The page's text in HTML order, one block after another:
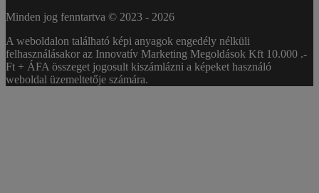
Minden jog fenntartva © 2023 - 2026
A weboldalon található képi anyagok engedély nélküli
felhasználásakor az Innovatív Marketing Megoldások Kft 10.000 .-
Ft + ÁFA összeget jogosult kiszámlázni a képeket használó
weboldal üzemeltetője számára.